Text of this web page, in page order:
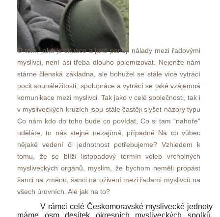
O tom, jaká je situace a jaké panují nálady mezi řadovými
myslivci, není asi třeba dlouho polemizovat. Nejenže nám
tárne členská základna, ale bohužel se stále více vytrácí
pocit sounáležitosti, spolupráce a vytrácí se také vzájemná
komunikace mezi myslivci. Tak jako v celé společnosti, tak i
v mysliveckých kruzích jsou stále častěji slyšet názory typu
Co nám kdo do toho bude co povídat, Co si tam “nahoře”
uděláte, to nás stejně nezajímá, případně Na co vůbec
nějaké vedení či jednotnost potřebujeme? Vzhledem k
tomu, že se blíží listopadový termín voleb vrcholných
mysliveckých orgánů, myslím, že bychom neměli propást
šanci na změnu, šanci na oživení mezi řadami myslivců na
všech úrovních. Ale jak na to?
V rámci celé Českomoravské myslivecké jednoty